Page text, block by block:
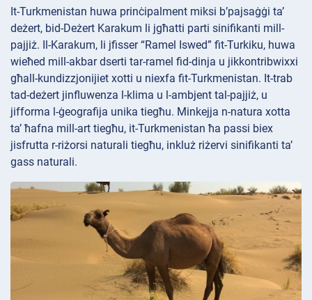
It-Turkmenistan huwa prinċipalment miksi b’pajsaġġi ta’
deżert, bid-Deżert Karakum li jgħatti parti sinifikanti mill-
pajjiż. Il-Karakum, li jfisser “Ramel Iswed” fit-Turkiku, huwa
wieħed mill-akbar dserti tar-ramel fid-dinja u jikkontribwixxi
għall-kundizzjonijiet xotti u niexfa fit-Turkmenistan. It-trab
tad-deżert jinfluwenza l-klima u l-ambjent tal-pajjiż, u
jifforma l-ġeografija unika tiegħu. Minkejja n-natura xotta
ta’ ħafna mill-art tiegħu, it-Turkmenistan ħa passi biex
jisfrutta r-riżorsi naturali tiegħu, inkluż riżervi sinifikanti ta’
gass naturali.